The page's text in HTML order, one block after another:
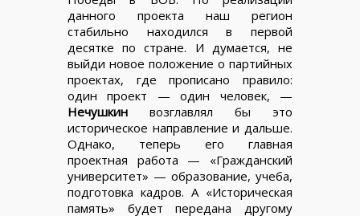
данного проекта наш регион
стабильно находился в первой
десятке по стране. И думается, не
выйди новое положение о партийных
проектах, где прописано правило:
один проект — один человек, —
Нечушкин возглавлял бы это
историческое направление и дальше.
Однако, теперь его главная
проектная работа — «Гражданский
университет» — образование, учеба,
подготовка кадров. А «Историческая
память» будет передана другому